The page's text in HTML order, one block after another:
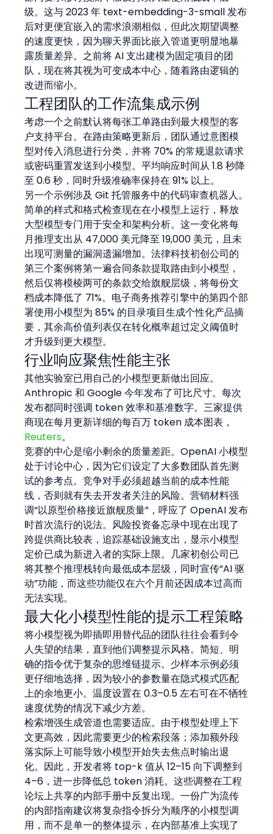
级。这与 2023 年 text-embedding-3-small 发布
后对更便宜嵌入的需求浪潮相似，但此次期望调整
的速度更快，因为聊天界面比嵌入管道更明显地暴
露质量差异。之前将 AI 支出建模为固定项目的团
队，现在将其视为可变成本中心，随着路由逻辑的
改进而缩小。
工程团队的工作流集成示例
考虑一个之前默认将每张工单路由到最大模型的客
户支持平台。在路由策略更新后，团队通过意图模
型对传入消息进行分类，并将 70% 的常规退款请求
或密码重置发送到小模型。平均响应时间从 1.8 秒降
至 0.6 秒，同时升级准确率保持在 91% 以上。
另一个示例涉及 Git 托管服务中的代码审查机器人。
简单的样式和格式检查现在在小模型上运行，释放
大型模型专门用于安全和架构分析。这一变化将每
月推理支出从 47,000 美元降至 19,000 美元，且未
出现可测量的漏洞遗漏增加。法律科技初创公司的
第三个案例将第一遍合同条款提取路由到小模型，
然后仅将模棱两可的条款交给旗舰层级，将每份文
档成本降低了 71%。电子商务推荐引擎中的第四个部
署使用小模型为 85% 的目录项目生成个性化产品摘
要，其余高价值列表仅在转化概率超过定义阈值时
才升级到更大模型。
行业响应聚焦性能主张
其他实验室已用自己的小模型更新做出回应。
Anthropic 和 Google 今年发布了可比尺寸。每次
发布都同时强调 token 效率和基准数字。三家提供
商现在每月更新详细的每百万 token 成本图表，
Reuters。
竞赛的中心是缩小剩余的质量差距。OpenAI 小模型
处于讨论中心，因为它们设定了大多数团队首先测
试的参考点。竞争对手必须超越当前的成本性能
线，否则就有失去开发者关注的风险。营销材料强
调“以原型价格接近旗舰质量”，呼应了 OpenAI 发布
时首次流行的说法。风险投资备忘录中现在出现了
跨提供商比较表，追踪基础设施支出，显示小模型
定价已成为新进入者的实际上限。几家初创公司已
将其整个推理栈转向最低成本层级，同时宣传“AI 驱
动”功能，而这些功能仅在六个月前还因成本过高而
无法实现。
最大化小模型性能的提示工程策略
将小模型视为即插即用替代品的团队往往会看到令
人失望的结果，直到他们调整提示风格。简短、明
确的指令优于复杂的思维链提示。少样本示例必须
更仔细地选择，因为较小的参数量在隐式模式匹配
上的余地更小。温度设置在 0.3–0.5 左右可在不牺牲
速度优势的情况下减少方差。
检索增强生成管道也需要适应。由于模型处理上下
文更高效，因此需要更少的检索段落；添加额外段
落实际上可能导致小模型开始失去焦点时输出退
化。因此，开发者将 top-k 值从 12–15 向下调整到
4–6，进一步降低总 token 消耗。这些调整在工程
论坛上共享的内部手册中反复出现。一份广为流传
的内部指南建议将复杂指令拆分为顺序的小模型调
用，而不是单一的整体提示，在内部基准上实现了